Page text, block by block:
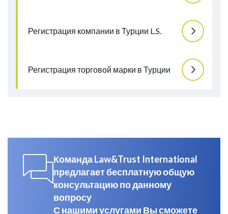
Регистрация компании в Турции L.S.
Регистрация торговой марки в Турции
Команда Law&Trust International
предлагает бесплатную общую
консультацию по данному
вопросу
С нашими услугами Вы сможете